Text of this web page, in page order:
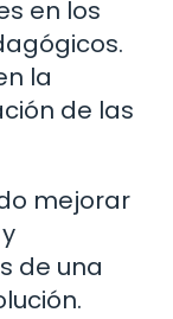
en los
la
de las
mejorar
de una